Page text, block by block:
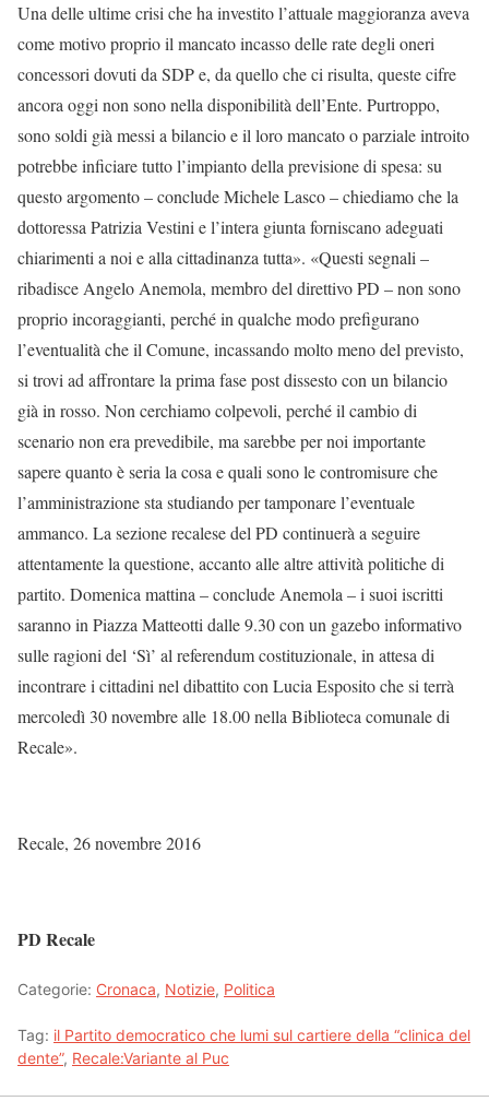
Una delle ultime crisi che ha investito l’attuale maggioranza aveva
come motivo proprio il mancato incasso delle rate degli oneri
concessori dovuti da SDP e, da quello che ci risulta, queste cifre
ancora oggi non sono nella disponibilità dell’Ente. Purtroppo,
sono soldi già messi a bilancio e il loro mancato o parziale introito
potrebbe inficiare tutto l’impianto della previsione di spesa: su
questo argomento – conclude Michele Lasco – chiediamo che la
dottoressa Patrizia Vestini e l’intera giunta forniscano adeguati
chiarimenti a noi e alla cittadinanza tutta». «Questi segnali –
ribadisce Angelo Anemola, membro del direttivo PD – non sono
proprio incoraggianti, perché in qualche modo prefigurano
l’eventualità che il Comune, incassando molto meno del previsto,
si trovi ad affrontare la prima fase post dissesto con un bilancio
già in rosso. Non cerchiamo colpevoli, perché il cambio di
scenario non era prevedibile, ma sarebbe per noi importante
sapere quanto è seria la cosa e quali sono le contromisure che
l’amministrazione sta studiando per tamponare l’eventuale
ammanco. La sezione recalese del PD continuerà a seguire
attentamente la questione, accanto alle altre attività politiche di
partito. Domenica mattina – conclude Anemola – i suoi iscritti
saranno in Piazza Matteotti dalle 9.30 con un gazebo informativo
sulle ragioni del ‘Sì’ al referendum costituzionale, in attesa di
incontrare i cittadini nel dibattito con Lucia Esposito che si terrà
mercoledì 30 novembre alle 18.00 nella Biblioteca comunale di
Recale».
Recale, 26 novembre 2016
PD Recale
Categorie: Cronaca, Notizie, Politica
Tag: il Partito democratico che lumi sul cartiere della “clinica del
dente”, Recale:Variante al Puc